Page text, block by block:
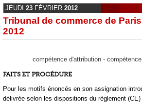
JEUDI 23 FÉVRIER 2012
Tribunal de commerce de
2012
compétence d'attribution -
FAITS ET PROCÉDURE
Pour les motifs énoncés en son assignation
délivrée selon les dispositions du règlement